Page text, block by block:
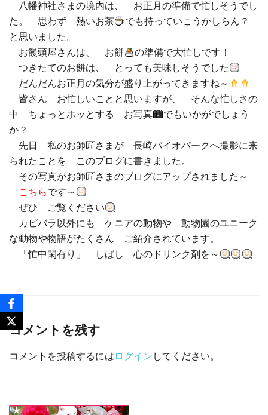
八幡神社さまの境内は、 お正月の準備で忙しそうでし
た。 思わず 熱いお茶
でも持っていこうかしらん？
と思いました。
お饅頭屋さんは、 お餅
の準備で大忙しです！
つきたてのお餅は、 とっても美味しそうでした
だんだんお正月の気分が盛り上がってきますね～
皆さん お忙しいことと思いますが、 そんな忙しさの
中 ちょっとホッとする お写真
でもいかがでしょう
か？
先日 私のお師匠さまが 長崎バイオパークへ撮影に来
られたことを このブログに書きました。
その写真がお師匠さまのブログにアップされました～
こちらです～
ぜひ ご覧ください
カピバラ以外にも ケニアの動物や 動物園のユニーク
な動物や物語がたくさん ご紹介されています。
「忙中閑有り」 しばし 心のドリンク剤を～
コメントを残す
コメントを投稿するには ログイン してください。